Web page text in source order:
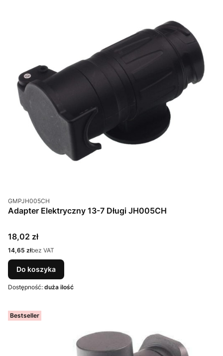
Kod produktu
GMPJH005CH
Adapter Elektryczny 13-7 Długi JH005CH
Cena
18,02 zł
Cena
14,65 złbez VAT
Do koszyka
Dostępność: duża ilość
Bestseller